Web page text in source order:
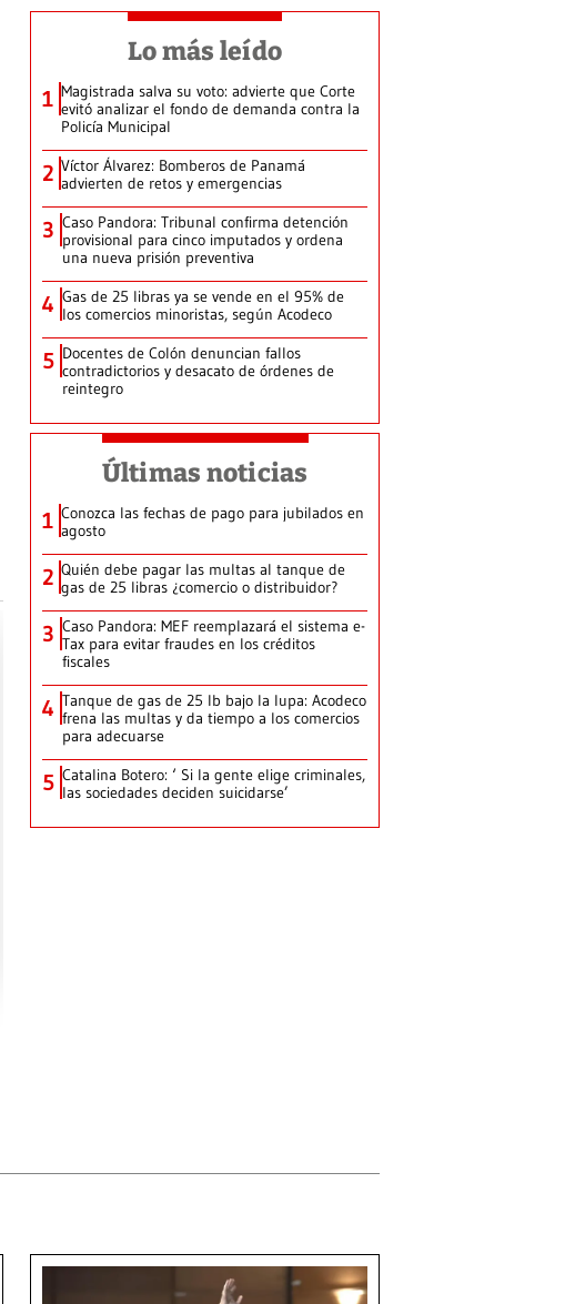
Lo más leído
1 Magistrada salva su voto: advierte que Corte
evitó analizar el fondo de demanda contra la
Policía Municipal
2 Víctor Álvarez: Bomberos de Panamá
advierten de retos y emergencias
3 Caso Pandora: Tribunal confirma detención
provisional para cinco imputados y ordena
una nueva prisión preventiva
4 Gas de 25 libras ya se vende en el 95% de
los comercios minoristas, según Acodeco
5 Docentes de Colón denuncian fallos
contradictorios y desacato de órdenes de
reintegro
Últimas noticias
1 Conozca las fechas de pago para jubilados en
agosto
2 Quién debe pagar las multas al tanque de
gas de 25 libras ¿comercio o distribuidor?
3 Caso Pandora: MEF reemplazará el sistema e-
Tax para evitar fraudes en los créditos
fiscales
4 Tanque de gas de 25 lb bajo la lupa: Acodeco
frena las multas y da tiempo a los comercios
para adecuarse
5 Catalina Botero: ‘ Si la gente elige criminales,
las sociedades deciden suicidarse’